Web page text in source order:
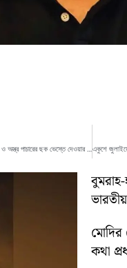
দিল্লি পুলিশের জালে ৭ সন্দেহভাজন জঙ্গি, বিস্ফোরণ ও অস্ত্র পাচারের ছক ভেস্তে দেওয়ার দাবি
মোদির
কথা